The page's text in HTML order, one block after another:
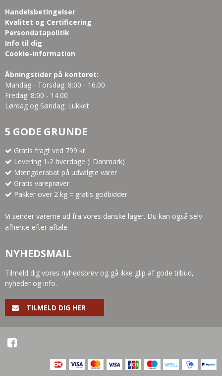
Handelsbetingelser
Kvalitet og Certificering
Persondatapolitik
Info til dig
Cookie-information
Åbningstider på kontoret:
Mandag - Torsdag: 8:00 - 16.00
Fredag: 8:00 - 14.00
Lørdag og Søndag: Lukket
5 GODE GRUNDE
Gratis fragt ved 799 kr.
Levering 1-2 hverdage (i Danmark)
Mængderabat på udvalgte varer
Gratis vareprøver
Pakker over 2 kg = gratis godbidder
Vi sender varerne ud fra vores danske lager. Du kan også selv
afhente efter aftale.
NYHEDSMAIL
Tilmeld dig vores nyhedsbrev og gå ikke glip af gode tilbud,
nyheder og info.
TILMELD DIG HER